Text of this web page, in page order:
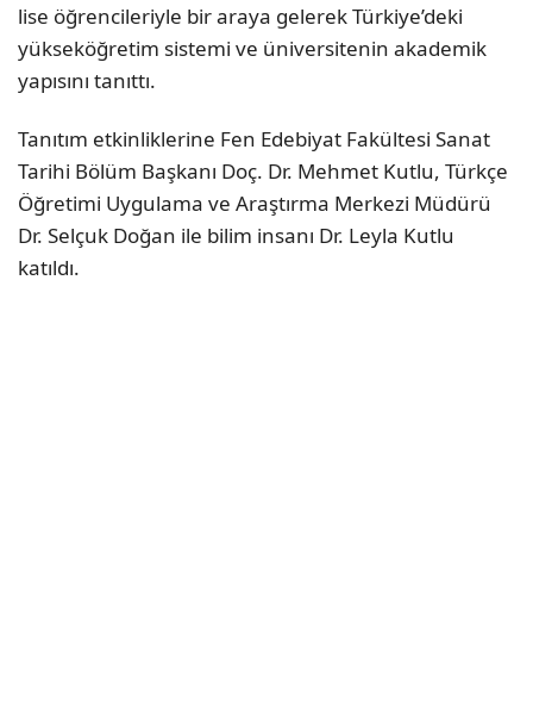
lise öğrencileriyle bir araya gelerek Türkiye’deki
yükseköğretim sistemi ve üniversitenin akademik
yapısını tanıttı.
Tanıtım etkinliklerine Fen Edebiyat Fakültesi Sanat
Tarihi Bölüm Başkanı Doç. Dr. Mehmet Kutlu, Türkçe
Öğretimi Uygulama ve Araştırma Merkezi Müdürü
Dr. Selçuk Doğan ile bilim insanı Dr. Leyla Kutlu
katıldı.